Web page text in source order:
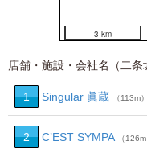
3 km
店舗・施設・会社名（二条
1 Singular 眞蔵 （113m）
2 C’EST SYMPA （126m